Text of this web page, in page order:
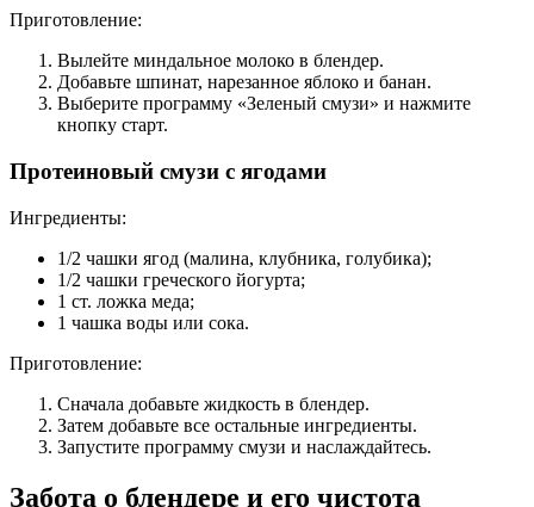
Приготовление:
Вылейте миндальное молоко в блендер.
Добавьте шпинат, нарезанное яблоко и банан.
Выберите программу «Зеленый смузи» и нажмите
кнопку старт.
Протеиновый смузи с ягодами
Ингредиенты:
1/2 чашки ягод (малина, клубника, голубика);
1/2 чашки греческого йогурта;
1 ст. ложка меда;
1 чашка воды или сока.
Приготовление:
Сначала добавьте жидкость в блендер.
Затем добавьте все остальные ингредиенты.
Запустите программу смузи и наслаждайтесь.
Забота о блендере и его чистота